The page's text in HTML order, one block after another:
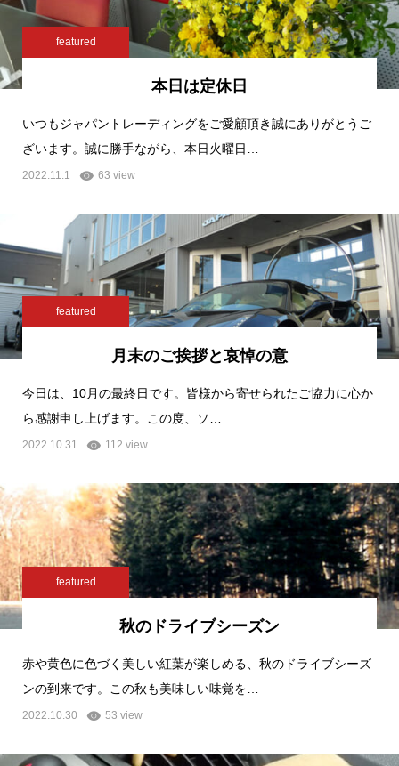
featured
本日は定休日
いつもジャパントレーディングをご愛顧頂き誠にありがとうご
ざいます。誠に勝手ながら、本日火曜日…
2022.11.1 63 view
featured
月末のご挨拶と哀悼の意
今日は、10月の最終日です。皆様から寄せられたご協力に心か
ら感謝申し上げます。この度、ソ…
2022.10.31 112 view
featured
秋のドライブシーズン
赤や黄色に色づく美しい紅葉が楽しめる、秋のドライブシーズ
ンの到来です。この秋も美味しい味覚を…
2022.10.30 53 view